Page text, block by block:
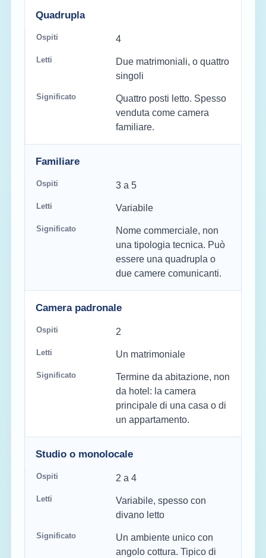
Quadrupla
4
Due matrimoniali, o quattro
singoli
Quattro posti letto. Spesso
venduta come camera
familiare.
Familiare
3 a 5
Variabile
Nome commerciale, non
una tipologia tecnica. Può
essere una quadrupla o
due camere comunicanti.
Camera padronale
2
Un matrimoniale
Termine da abitazione, non
da hotel: la camera
principale di una casa o di
un appartamento.
Studio o monolocale
2 a 4
Variabile, spesso con
divano letto
Un ambiente unico con
angolo cottura. Tipico di